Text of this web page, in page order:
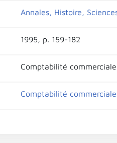
Annales, Histoire,
1995, p. 159-182
Comptabilité commerciale
Comptabilité commerciale